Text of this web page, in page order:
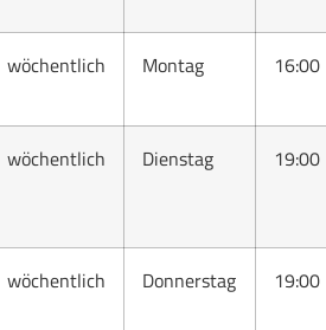
wöchentlich Montag 16:00
wöchentlich Dienstag 19:00
wöchentlich Donnerstag 19:00